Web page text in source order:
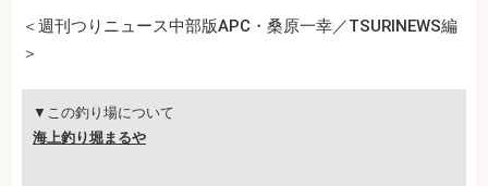
＜週刊つりニュース中部版APC・桑原一幸／TSURINEWS編
＞
▼この釣り場について
海上釣り堀まるや